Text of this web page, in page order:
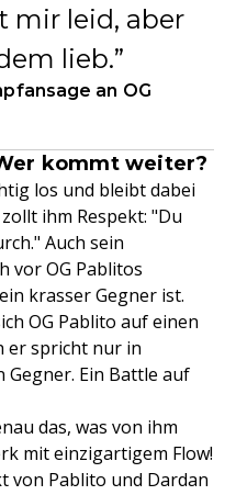
mir leid, aber
lieb.
an OG
kommt weiter?
los und bleibt dabei
ihm Respekt: "Du
Auch sein
vor OG Pablitos
krasser Gegner ist.
OG Pablito auf einen
er spricht nur in
Ein Battle auf
das, was von ihm
mit einzigartigem Flow!
von Pablito und Dardan